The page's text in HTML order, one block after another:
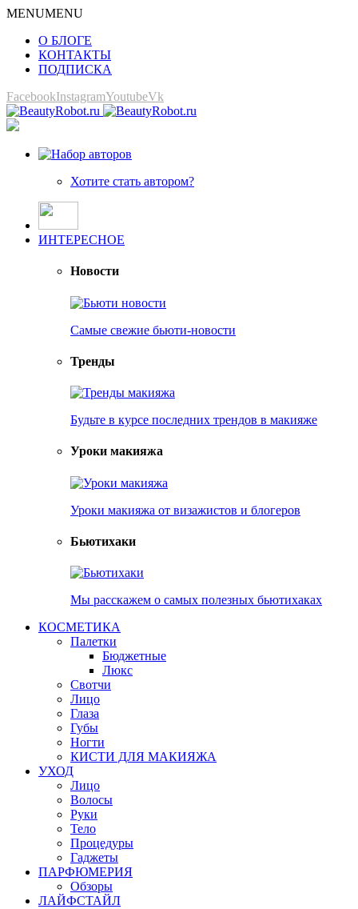
MENUMENU
О БЛОГЕ
КОНТАКТЫ
ПОДПИСКА
FacebookInstagramYoutubeVk
Хотите стать автором?
ИНТЕРЕСНОЕ
Новости
Самые свежие бьюти-новости
Тренды
Будьте в курсе последних трендов в макияже
Уроки макияжа
Уроки макияжа от визажистов и блогеров
Бьютихаки
Мы расскажем о самых полезных бьютихаках
КОСМЕТИКА
Палетки
Бюджетные
Люкс
Свотчи
Лицо
Глаза
Губы
Ногти
КИСТИ ДЛЯ МАКИЯЖА
УХОД
Лицо
Волосы
Руки
Тело
Процедуры
Гаджеты
ПАРФЮМЕРИЯ
Обзоры
ЛАЙФСТАЙЛ